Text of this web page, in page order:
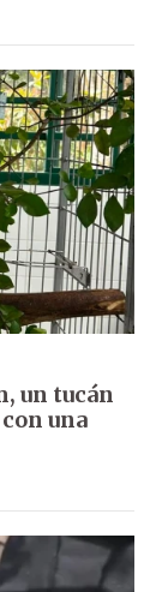
un tucán
una